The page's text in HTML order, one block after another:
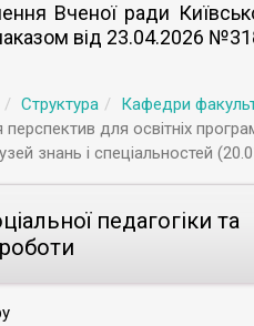
Вченої ради
від 23.04.2026
Структура Кафедри
для освітніх
знань і спеціальностей
педагогіки та